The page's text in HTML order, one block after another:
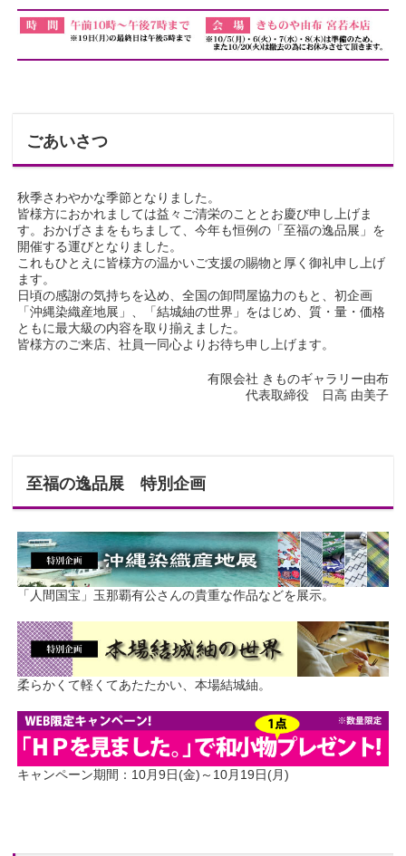
ごあいさつ
秋季さわやかな季節となりました。
皆様方におかれましては益々ご清栄のこととお慶び申し上げま
す。おかげさまをもちまして、今年も恒例の「至福の逸品展」を
開催する運びとなりました。
これもひとえに皆様方の温かいご支援の賜物と厚く御礼申し上げ
ます。
日頃の感謝の気持ちを込め、全国の卸問屋協力のもと、初企画
「沖縄染織産地展」、「結城紬の世界」をはじめ、質・量・価格
ともに最大級の内容を取り揃えました。
皆様方のご来店、社員一同心よりお待ち申し上げます。
有限会社 きものギャラリー由布
代表取締役 日高 由美子
至福の逸品展 特別企画
「人間国宝」玉那覇有公さんの貴重な作品などを展示。
柔らかくて軽くてあたたかい、本場結城紬。
キャンペーン期間：10月9日(金)～10月19日(月)